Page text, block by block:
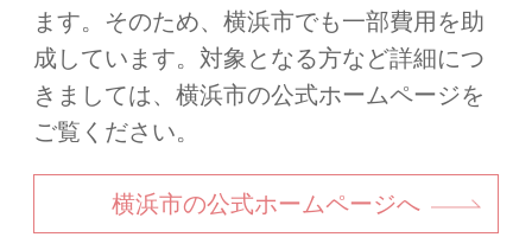
ます。そのため、横浜市でも一部費用を助
成しています。対象となる方など詳細につ
きましては、横浜市の公式ホームページを
ご覧ください。
横浜市の公式ホームページへ